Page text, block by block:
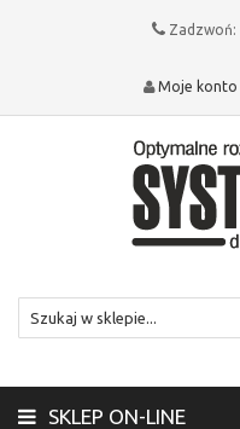
Zadzwoń:
Moje konto
SKLEP ON-LINE